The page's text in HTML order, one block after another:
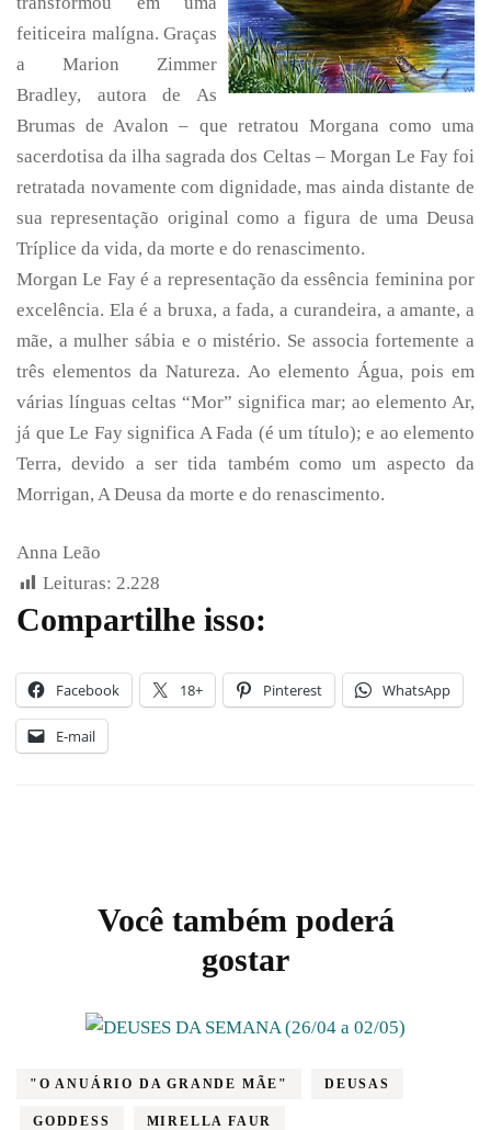
feiticeira malígna. Graças
a Marion Zimmer
Bradley, autora de As
Brumas de Avalon – que retratou Morgana como uma
sacerdotisa da ilha sagrada dos Celtas – Morgan Le Fay foi
retratada novamente com dignidade, mas ainda distante de
sua representação original como a figura de uma Deusa
Tríplice da vida, da morte e do renascimento.
Morgan Le Fay é a representação da essência feminina por
excelência. Ela é a bruxa, a fada, a curandeira, a amante, a
mãe, a mulher sábia e o mistério. Se associa fortemente a
três elementos da Natureza. Ao elemento Água, pois em
várias línguas celtas “Mor” significa mar; ao elemento Ar,
já que Le Fay significa A Fada (é um título); e ao elemento
Terra, devido a ser tida também como um aspecto da
Morrigan, A Deusa da morte e do renascimento.
Anna Leão
Leituras: 2.228
Compartilhe isso:
Facebook 18+ Pinterest WhatsApp
E-mail
Você também poderá
gostar
"O ANUÁRIO DA GRANDE MÃE" DEUSAS
GODDESS MIRELLA FAUR